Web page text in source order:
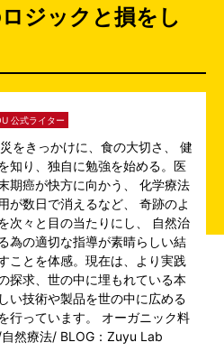
ジックと損をし
公式ライター
をきっかけに、食の大切さ、 健
知り、独自に勉強を始める。医
期癌が快方に向かう、 化学療法
が数日で消えるなど、 奇跡のよ
次々と目の当たりにし、 自然治
為の適切な指導が素晴らしい結
ことを体感。現在は、より実践
探求、世の中に埋もれている本
い技術や製品を世の中に広める
行っています。 オーガニック料
然療法/ BLOG：Zuyu Lab